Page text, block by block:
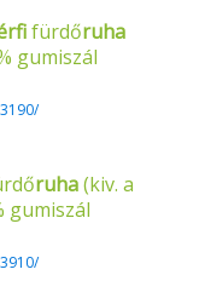
fürdőruha
gumiszál
ruha(kiv. a
gumiszál